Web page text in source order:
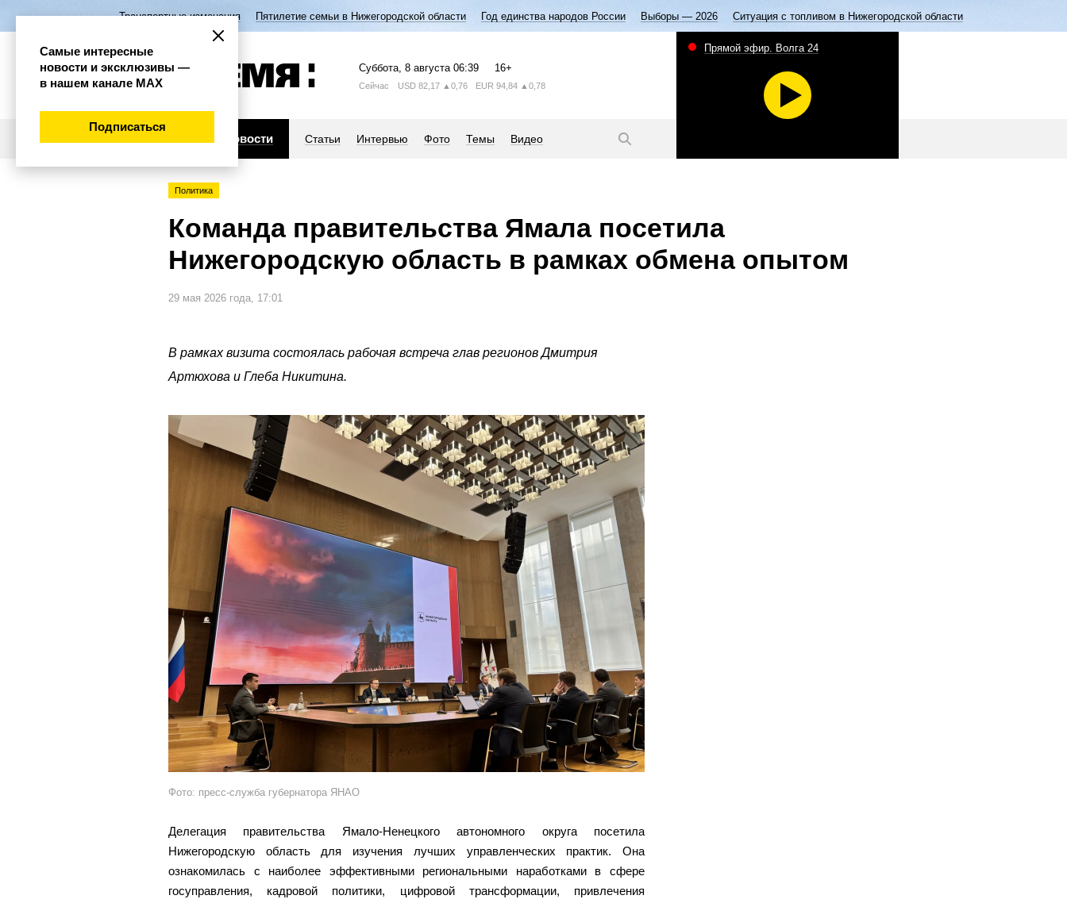
Транспортные изменения Пятилетие семьи в Нижегородской области Год единства народов России Выборы — 2026 Ситуация с топливом в Нижегородской области
Суббота, 8 августа 06:39 16+
Сейчас USD 82,17 ▲0,76 EUR 94,84 ▲0,78
Новости Статьи Интервью Фото Темы Видео
Прямой эфир. Волга 24
Политика
Команда правительства Ямала посетила
Нижегородскую область в рамках обмена опытом
29 мая 2026 года, 17:01
В рамках визита состоялась рабочая встреча глав регионов Дмитрия
Артюхова и Глеба Никитина.
Фото: пресс-служба губернатора ЯНАО
Делегация правительства Ямало-Ненецкого автономного округа посетила
Нижегородскую область для изучения лучших управленческих практик. Она
ознакомилась с наиболее эффективными региональными наработками в сфере
госуправления, кадровой политики, цифровой трансформации, привлечения
Самые интересные
новости и эксклюзивы —
в нашем канале МАХ
Подписаться